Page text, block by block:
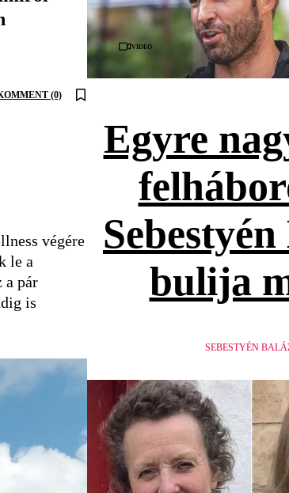
(0)
végére
le a
a pár
is
Videó
Egyre
bulija
SEBESTYÉN